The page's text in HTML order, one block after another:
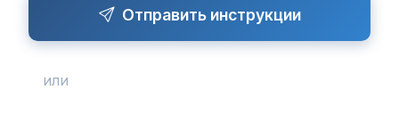
Отправить инструкции
или